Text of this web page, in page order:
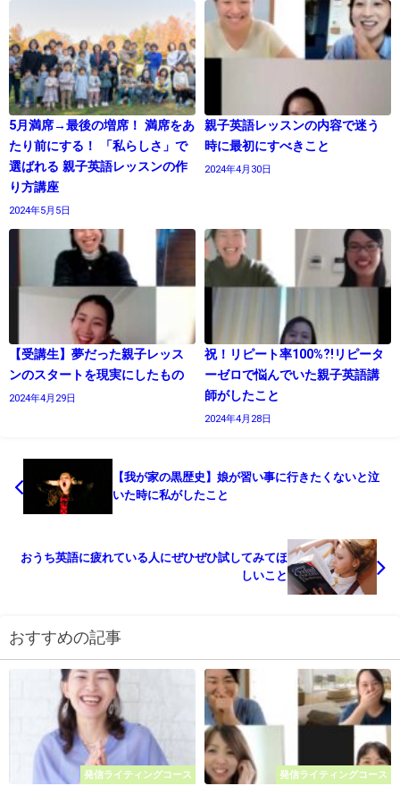
5月満席→最後の増席！ 満席をあ
たり前にする！ 「私らしさ」で
選ばれる 親子英語レッスンの作
り方講座
2024年5月5日
親子英語レッスンの内容で迷う
時に最初にすべきこと
2024年4月30日
【受講生】夢だった親子レッス
ンのスタートを現実にしたもの
2024年4月29日
祝！リピート率100%⁈リピータ
ーゼロで悩んでいた親子英語講
師がしたこと
2024年4月28日
【我が家の黒歴史】娘が習い事に行きたくないと泣
いた時に私がしたこと
おうち英語に疲れている人にぜひぜひ試してみてほ
しいこと
おすすめの記事
発信ライティングコース 発信ライティングコース